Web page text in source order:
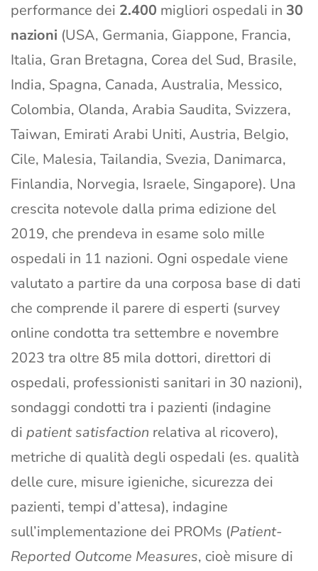
performance dei 2.400 migliori ospedali in 30
nazioni (USA, Germania, Giappone, Francia,
Italia, Gran Bretagna, Corea del Sud, Brasile,
India, Spagna, Canada, Australia, Messico,
Colombia, Olanda, Arabia Saudita, Svizzera,
Taiwan, Emirati Arabi Uniti, Austria, Belgio,
Cile, Malesia, Tailandia, Svezia, Danimarca,
Finlandia, Norvegia, Israele, Singapore). Una
crescita notevole dalla prima edizione del
2019, che prendeva in esame solo mille
ospedali in 11 nazioni. Ogni ospedale viene
valutato a partire da una corposa base di dati
che comprende il parere di esperti (survey
online condotta tra settembre e novembre
2023 tra oltre 85 mila dottori, direttori di
ospedali, professionisti sanitari in 30 nazioni),
sondaggi condotti tra i pazienti (indagine
di patient satisfaction relativa al ricovero),
metriche di qualità degli ospedali (es. qualità
delle cure, misure igieniche, sicurezza dei
pazienti, tempi d’attesa), indagine
sull’implementazione dei PROMs (Patient-
Reported Outcome Measures, cioè misure di